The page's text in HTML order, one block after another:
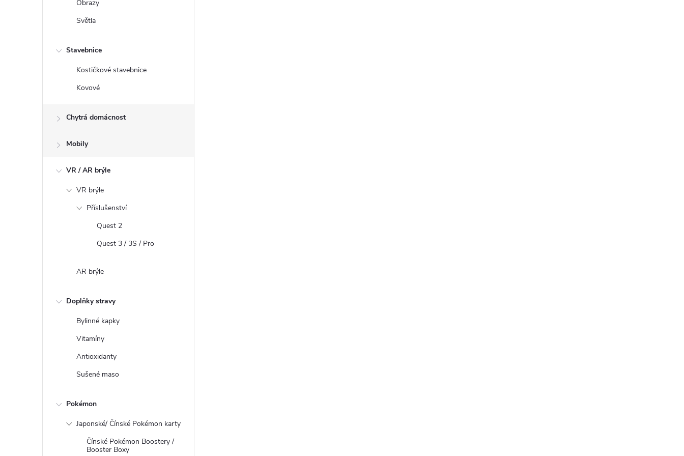
Obrazy
Světla
Stavebnice
Kostičkové stavebnice
Kovové
Chytrá domácnost
Mobily
VR / AR brýle
VR brýle
Příslušenství
Quest 2
Quest 3 / 3S / Pro
AR brýle
Doplňky stravy
Bylinné kapky
Vitamíny
Antioxidanty
Sušené maso
Pokémon
Japonské/ Čínské Pokémon karty
Čínské Pokémon Boostery /
Booster Boxy